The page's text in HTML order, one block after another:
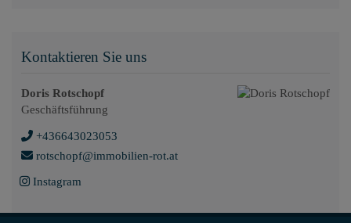
Kontaktieren Sie uns
Doris Rotschopf
Geschäftsführung
+436643023053
rotschopf@immobilien-rot.at
Instagram